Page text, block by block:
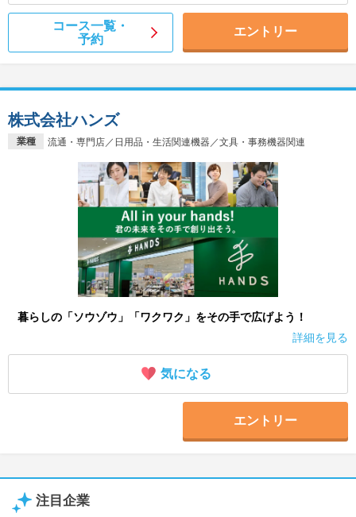
コース一覧・
予約
エントリー
業種 流通・専門店／日用品・生活関連機器／文具・事務機器関連
株式会社ハンズ
暮らしの「ソウゾウ」「ワクワク」をその手で広げよう！
詳細を見る
気になる
エントリー
注目企業